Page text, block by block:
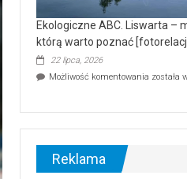
Ekologiczne ABC. Liswarta –
którą warto poznać
22 lipca, 2026
Możliwość komentowania
–
została
Reklama